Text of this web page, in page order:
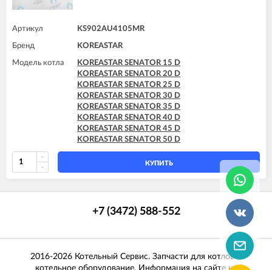
Артикул KS902AU4105MR
Бренд KOREASTAR
Модель котла
KOREASTAR SENATOR 15 D
KOREASTAR SENATOR 20 D
KOREASTAR SENATOR 25 D
KOREASTAR SENATOR 30 D
KOREASTAR SENATOR 35 D
KOREASTAR SENATOR 40 D
KOREASTAR SENATOR 45 D
KOREASTAR SENATOR 50 D
КУПИТЬ
+7 (3472) 588-552
2016-2026 Котельный Сервис. Запчасти для котлов и
котельное оборудование. Информация на сайте не